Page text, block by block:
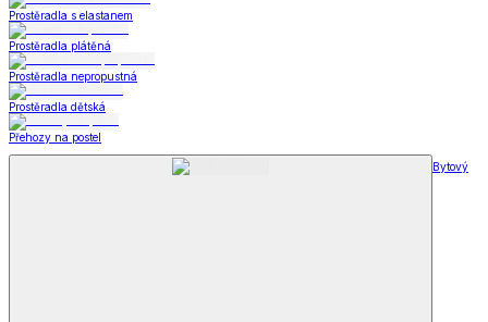
Prostěradla s elastanem
Prostěradla plátěná
Prostěradla nepropustná
Prostěradla dětská
Přehozy na postel
Bytový